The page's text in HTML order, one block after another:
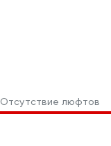
Отсутствие люфтов